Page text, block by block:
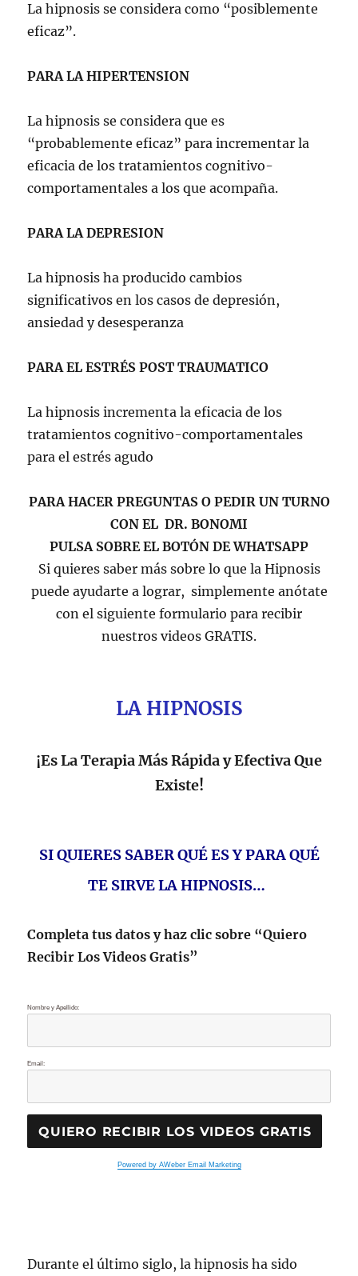
La hipnosis se considera como “posiblemente
eficaz”.
PARA LA HIPERTENSION
La hipnosis se considera que es
“probablemente eficaz” para incrementar la
eficacia de los tratamientos cognitivo-
comportamentales a los que acompaña.
PARA LA DEPRESION
La hipnosis ha producido cambios
significativos en los casos de depresión,
ansiedad y desesperanza
PARA EL ESTRÉS POST TRAUMATICO
La hipnosis incrementa la eficacia de los
tratamientos cognitivo-comportamentales
para el estrés agudo
PARA HACER PREGUNTAS O PEDIR UN TURNO
CON EL DR. BONOMI
PULSA SOBRE EL BOTÓN DE WHATSAPP
Si quieres saber más sobre lo que la Hipnosis
puede ayudarte a lograr, simplemente anótate
con el siguiente formulario para recibir
nuestros videos GRATIS.
LA HIPNOSIS
¡Es La Terapia Más Rápida y Efectiva Que
Existe!
SI QUIERES SABER QUÉ ES Y PARA QUÉ
TE SIRVE LA HIPNOSIS…
Completa tus datos y haz clic sobre “Quiero
Recibir Los Videos Gratis”
Nombre y Apellido:
Email:
Powered by AWeber Email Marketing
Durante el último siglo, la hipnosis ha sido